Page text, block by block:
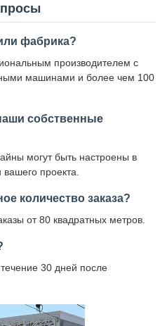
фабрика?
производителем с
машинами и более чем 100
собственные
могут быть настроены в
вашего проекта.
количество заказа?
от 80 квадратных метров.
30 дней после